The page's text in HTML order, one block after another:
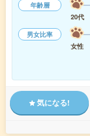
年齢層
20代
男女比率
女性
気になる!